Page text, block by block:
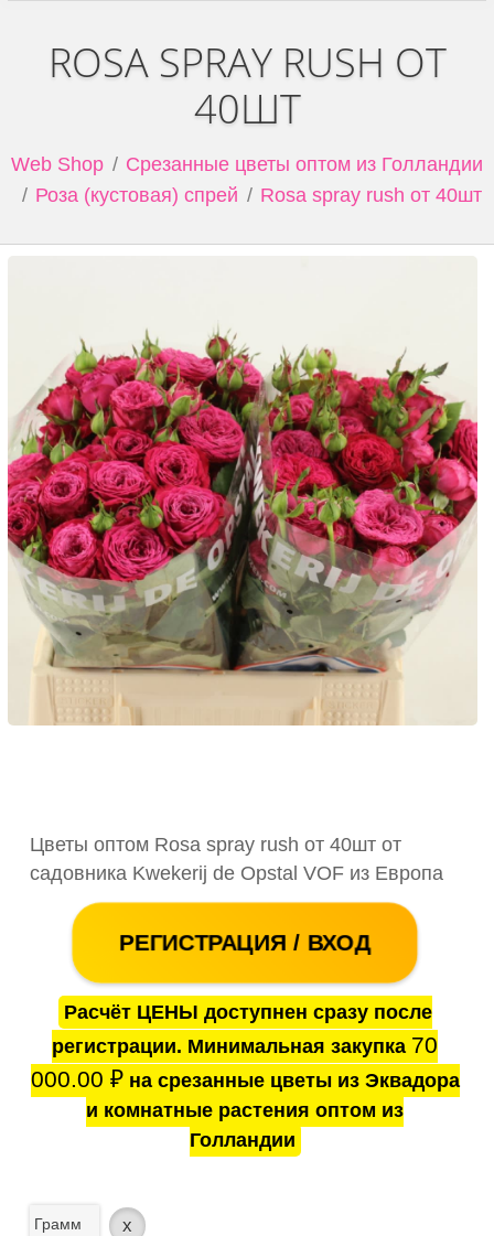
ROSA SPRAY RUSH ОТ
40ШТ
Web Shop
Срезанные цветы оптом из Голландии
Роза (кустовая) спрей
Rosa spray rush от 40шт
Цветы оптом Rosa spray rush от 40шт от
садовника Kwekerij de Opstal VOF из Европа
РЕГИСТРАЦИЯ / ВХОД
Расчёт ЦЕНЫ доступнен сразу после
регистрации. Минимальная закупка 70
000.00 ₽на срезанные цветы из Эквадора
и комнатные растения оптом из
Голландии
Грамм x